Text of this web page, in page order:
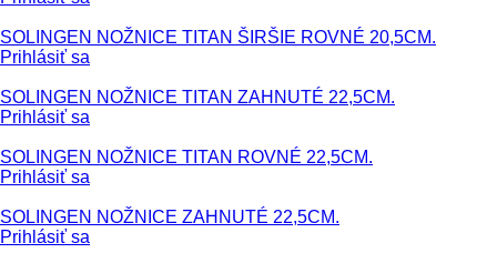
SOLINGEN NOŽNICE TITAN ŠIRŠIE ROVNÉ 20,5CM.
Prihlásiť sa
SOLINGEN NOŽNICE TITAN ZAHNUTÉ 22,5CM.
Prihlásiť sa
SOLINGEN NOŽNICE TITAN ROVNÉ 22,5CM.
Prihlásiť sa
SOLINGEN NOŽNICE ZAHNUTÉ 22,5CM.
Prihlásiť sa